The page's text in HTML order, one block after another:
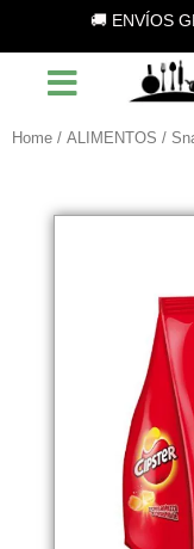
contenuto
🚚 ENVÍOS
Home / ALIMENTOS /